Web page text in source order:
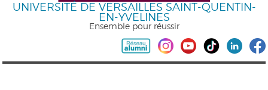
UNIVERSITÉ DE VERSAILLES SAINT-QUENTIN-
EN-YVELINES
Ensemble pour réussir